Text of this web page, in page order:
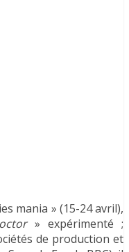
mania » (15-24 avril),
» expérimenté ;
de production et